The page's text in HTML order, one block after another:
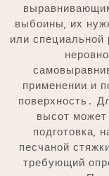
выбоины‚ их
или
применении и
поверхность․
высот
подготовка‚
песчаной
требующий